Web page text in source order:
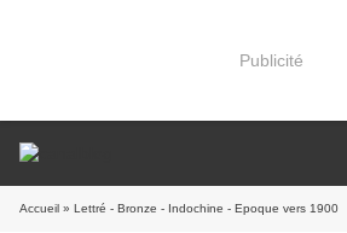
Publicité
Accueil » Lettré - Bronze - Indochine - Epoque vers 1900